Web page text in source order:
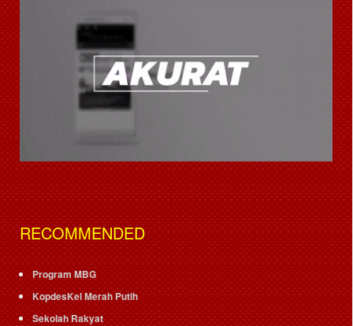
RECOMMENDED
Program MBG
KopdesKel Merah Putih
Sekolah Rakyat